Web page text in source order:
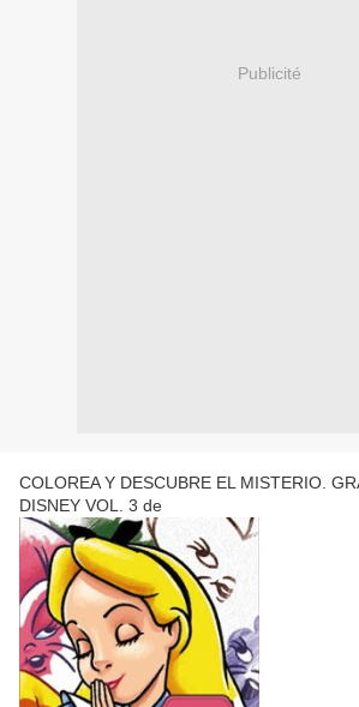
Publicité
COLOREA Y DESCUBRE EL MISTERIO.
DISNEY VOL. 3 de